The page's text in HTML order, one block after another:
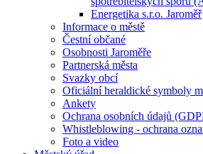
Energetika s.r.o. Jaroměř
Informace o městě
Čestní občané
Osobnosti Jaroměře
Partnerská města
Svazky obcí
Oficiální heraldické symboly
Ankety
Ochrana osobních údajů
Whistleblowing - ochrana
Foto a video